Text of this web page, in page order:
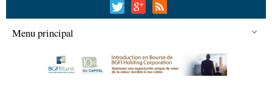
Menu principal